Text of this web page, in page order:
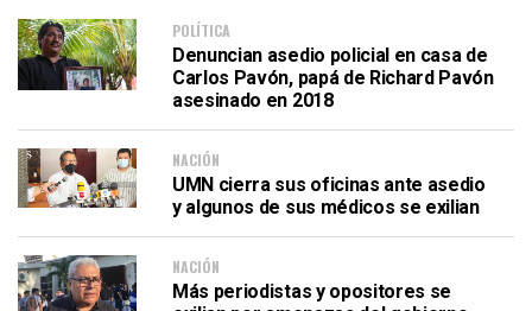
POLÍTICA
Denuncian asedio policial en casa de
Carlos Pavón, papá de Richard Pavón
asesinado en 2018
NACIÓN
UMN cierra sus oficinas ante asedio
y algunos de sus médicos se exilian
NACIÓN
Más periodistas y opositores se